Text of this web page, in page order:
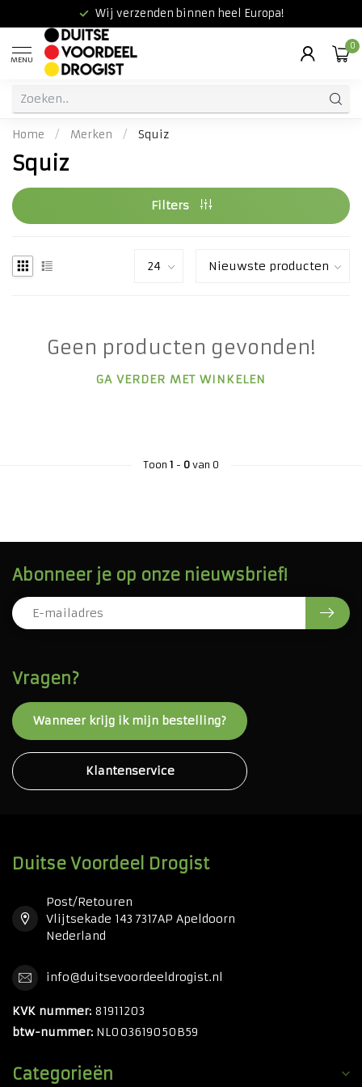
Wij verzenden binnen heel Europa!
MENU
0
Home / Merken / Squiz
Squiz
Filters
Geen producten gevonden!
GA VERDER MET WINKELEN
Toon 1 - 0van 0
Vragen?
Wanneer krijg ik mijn bestelling?
Klantenservice
Abonneer je op onze nieuwsbrief!
Duitse Voordeel Drogist
Post/Retouren
Vlijtsekade 143 7317AP Apeldoorn
Nederland
info@duitsevoordeeldrogist.nl
KVK nummer: 81911203
btw-nummer: NL003619050B59
Categorieën